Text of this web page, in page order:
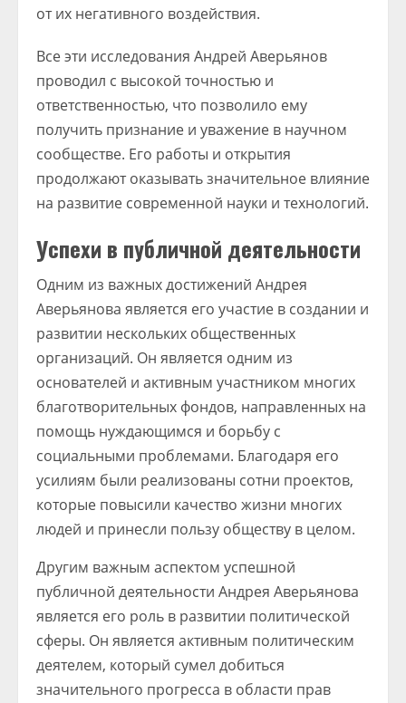
от их негативного воздействия.
Все эти исследования Андрей Аверьянов
проводил с высокой точностью и
ответственностью, что позволило ему
получить признание и уважение в научном
сообществе. Его работы и открытия
продолжают оказывать значительное влияние
на развитие современной науки и технологий.
Успехи в публичной деятельности
Одним из важных достижений Андрея
Аверьянова является его участие в создании и
развитии нескольких общественных
организаций. Он является одним из
основателей и активным участником многих
благотворительных фондов, направленных на
помощь нуждающимся и борьбу с
социальными проблемами. Благодаря его
усилиям были реализованы сотни проектов,
которые повысили качество жизни многих
людей и принесли пользу обществу в целом.
Другим важным аспектом успешной
публичной деятельности Андрея Аверьянова
является его роль в развитии политической
сферы. Он является активным политическим
деятелем, который сумел добиться
значительного прогресса в области прав